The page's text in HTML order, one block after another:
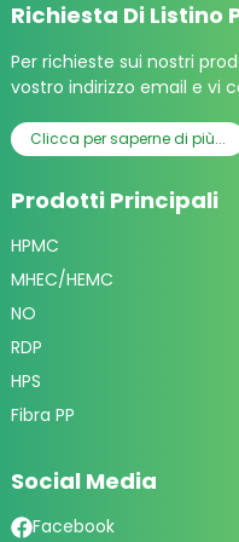
Richiesta Di Listino
Per richieste sui nostri
vostro indirizzo email e vi
Clicca per saperne di più...
Prodotti Principali
HPMC
MHEC/HEMC
NO
RDP
HPS
Fibra PP
Social Media
Facebook